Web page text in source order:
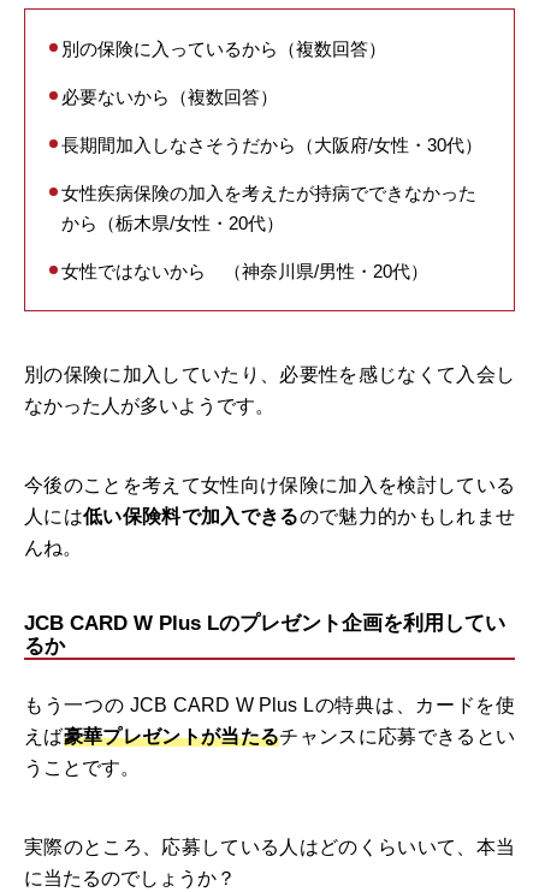
別の保険に入っているから（複数回答）
必要ないから（複数回答）
長期間加入しなさそうだから（大阪府/女性・30代）
女性疾病保険の加入を考えたが持病でできなかった
から（栃木県/女性・20代）
女性ではないから （神奈川県/男性・20代）
別の保険に加入していたり、必要性を感じなくて入会し
なかった人が多いようです。
今後のことを考えて女性向け保険に加入を検討している
人には低い保険料で加入できるので魅力的かもしれませ
んね。
JCB CARD W Plus Lのプレゼント企画を利用してい
るか
もう一つの JCB CARD W Plus Lの特典は、カードを使
えば豪華プレゼントが当たるチャンスに応募できるとい
うことです。
実際のところ、応募している人はどのくらいいて、本当
に当たるのでしょうか？